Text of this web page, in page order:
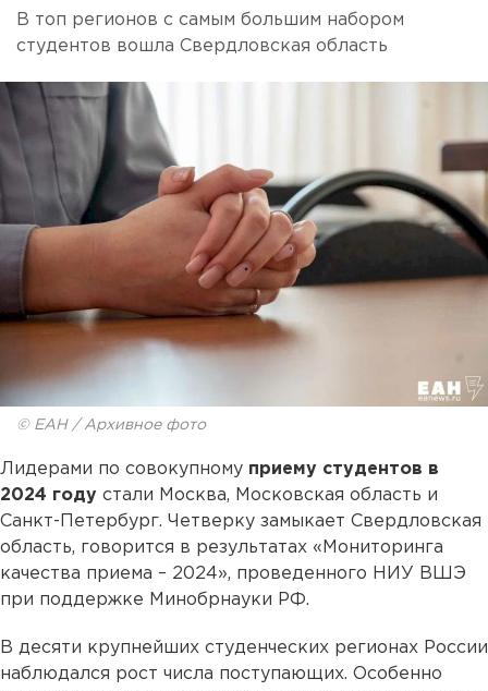
В топ регионов с самым большим набором
студентов вошла Свердловская область
© ЕАН / Архивное фото
Лидерами по совокупному приему студентов в
2024 году стали Москва, Московская область и
Санкт-Петербург. Четверку замыкает Свердловская
область, говорится в результатах «Мониторинга
качества приема – 2024», проведенного НИУ ВШЭ
при поддержке Минобрнауки РФ.
В десяти крупнейших студенческих регионах России
наблюдался рост числа поступающих. Особенно